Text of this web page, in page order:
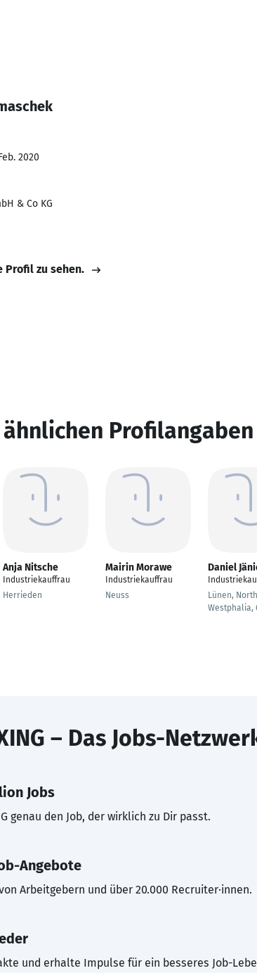
2020
& Co KG
Profil zu sehen.
Profilangaben
Anja Nitsche
Industriekauffrau
Herrieden
Mairin Morawe
Industriekauffrau
Neuss
Daniel
Lünen,
Westphalia,
– Das Jobs-
Jobs
genau den Job, der wirklich zu Dir passt.
Angebote
Arbeitgebern und über 20.000 Recruiter·innen.
und erhalte Impulse für ein besseres Job-